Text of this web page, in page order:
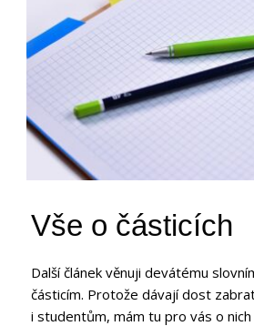
Vše o částicích
Další článek věnuji devátému
částicím. Protože dávají dost
i studentům, mám tu pro vás o nich